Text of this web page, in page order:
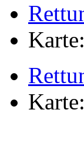
Karte:
Karte: